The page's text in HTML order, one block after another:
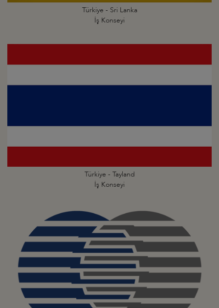
Türkiye - Sri Lanka
İş Konseyi
Türkiye - Tayland
İş Konseyi